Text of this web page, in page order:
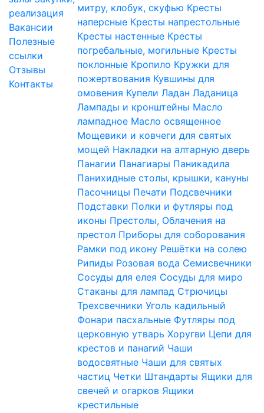
реализация
Вакансии
Полезные
ссылки
Отзывы
Контакты
митру, клобук, скуфью Кресты
наперсные Кресты напрестольные
Кресты настенные Кресты
погребальные, могильные Кресты
поклонные Кропило Кружки для
пожертвования Кувшины для
омовения Купели Ладан Ладаница
Лампады и кронштейны Масло
лампадное Масло освященное
Мощевики и ковчеги для святых
мощей Накладки на алтарную дверь
Панагии Панагиары Паникадила
Панихидные столы, крышки, кануны
Пасочницы Печати Подсвечники
Подставки Полки и футляры под
иконы Престолы, Облачения на
престол Приборы для соборования
Рамки под икону Решётки на солею
Рипиды Розовая вода Семисвечники
Сосуды для елея Сосуды для миро
Стаканы для лампад Стрючицы
Трехсвечники Уголь кадильный
Фонари пасхальные Футляры под
церковную утварь Хоругви Цепи для
крестов и панагий Чаши
водосвятные Чаши для святых
частиц Четки Штандарты Ящики для
свечей и огарков Ящики
крестильные